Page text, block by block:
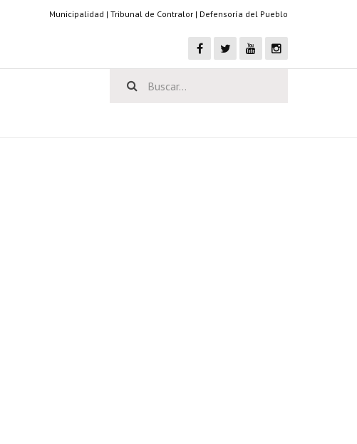
Municipalidad | Tribunal de Contralor | Defensoría del Pueblo